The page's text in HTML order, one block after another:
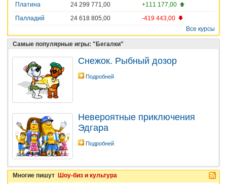
Платина
24 299 771,00
+111 177,00
Палладий
24 618 805,00
-419 443,00
Все курсы
Самые популярные игры: "Бегалки"
Снежок. Рыбный дозор
Подробней
Невероятные приключения
Эдгара
Подробней
Многие пишут Шоу-биз и культура